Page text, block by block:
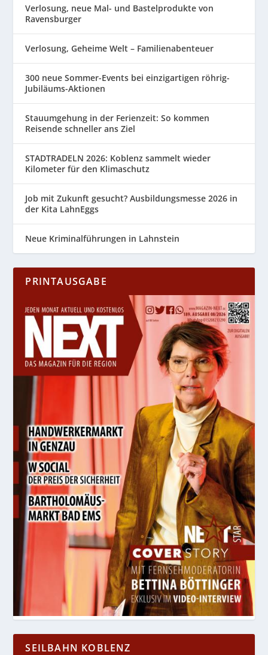
Verlosung, neue Mal- und Bastelprodukte von
Ravensburger
Verlosung, Geheime Welt – Familienabenteuer
300 neue Sommer-Events bei einzigartigen röhrig-
Jubiläums-Aktionen
Stauumgehung in der Ferienzeit: So kommen
Reisende schneller ans Ziel
STADTRADELN 2026: Koblenz sammelt wieder
Kilometer für den Klimaschutz
Job mit Zukunft gesucht? Ausbildungsmesse 2026 in
der Kita LahnEggs
Neue Kriminalführungen in Lahnstein
PRINTAUSGABE
SEILBAHN KOBLENZ